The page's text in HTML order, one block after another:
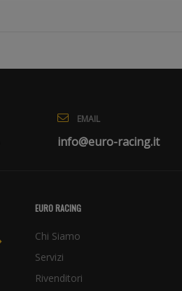
EMAIL
info@euro-racing.it
EURO RACING
Chi Siamo
Servizi
Rivenditori